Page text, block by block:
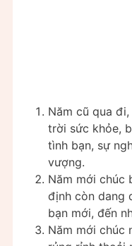
Năm cũ qua
trời sức khỏe,
tình bạn, sự
vượng.
Năm mới chúc
định còn dang
bạn mới, đến
Năm mới chúc